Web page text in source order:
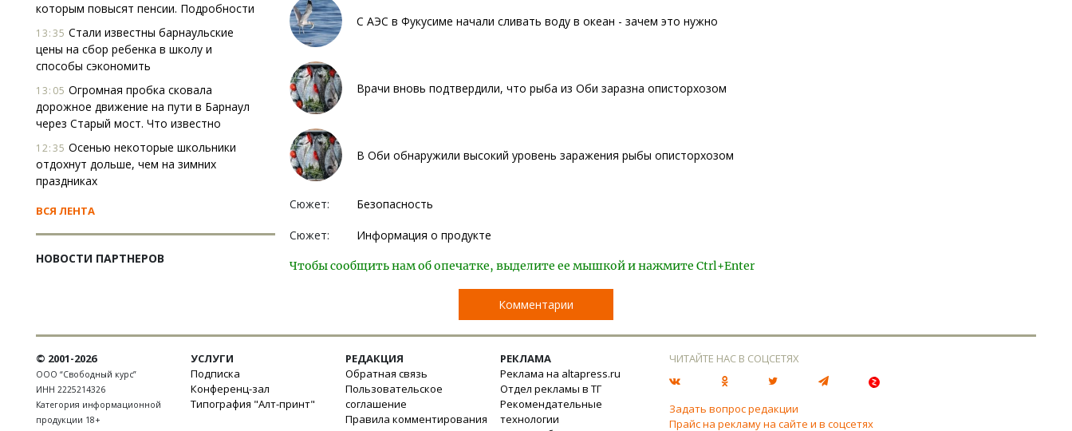
которым повысят пенсии. Подробности
13:35 Стали известны барнаульские
цены на сбор ребенка в школу и
способы сэкономить
13:05 Огромная пробка сковала
дорожное движение на пути в Барнаул
через Старый мост. Что известно
12:35 Осенью некоторые школьники
отдохнут дольше, чем на зимних
праздниках
ВСЯ ЛЕНТА
НОВОСТИ ПАРТНЕРОВ
С АЭС в Фукусиме начали сливать воду в океан - зачем это нужно
Врачи вновь подтвердили, что рыба из Оби заразна описторхозом
В Оби обнаружили высокий уровень заражения рыбы описторхозом
Сюжет: Безопасность
Сюжет: Информация о продукте
Чтобы сообщить нам об опечатке, выделите ее мышкой и нажмите Ctrl+Enter
Комментарии
© 2001-2026
ООО “Свободный курс”
ИНН 2225214326
Категория информационной
продукции 18+
УСЛУГИ
Подписка
Конференц-зал
Типография "Алт-принт"
РЕДАКЦИЯ
Обратная связь
Пользовательское
соглашение
Правила комментирования
РЕКЛАМА
Реклама на altapress.ru
Отдел рекламы в ТГ
Рекомендательные
технологии
ЧИТАЙТЕ НАС В СОЦСЕТЯХ
Задать вопрос редакции
Прайс на рекламу на сайте и в соцсетях